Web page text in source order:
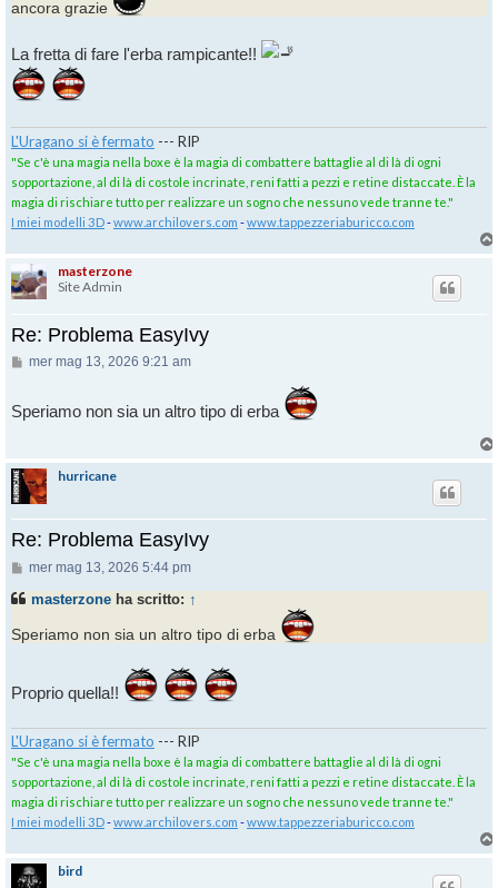
ancora grazie
La fretta di fare l'erba rampicante!!
L'Uragano si è fermato --- RIP
"Se c'è una magia nella boxe è la magia di combattere battaglie al di là di ogni
sopportazione, al di là di costole incrinate, reni fatti a pezzi e retine distaccate. È la
magia di rischiare tutto per realizzare un sogno che nessuno vede tranne te."
I miei modelli 3D-www.archilovers.com -www.tappezzeriaburicco.com
masterzone
Site Admin
Re: Problema EasyIvy
Messaggio
mer mag 13, 2026 9:21 am
Speriamo non sia un altro tipo di erba
hurricane
Re: Problema EasyIvy
Messaggio
mer mag 13, 2026 5:44 pm
masterzone ha scritto: ↑
Speriamo non sia un altro tipo di erba
Proprio quella!!
L'Uragano si è fermato --- RIP
"Se c'è una magia nella boxe è la magia di combattere battaglie al di là di ogni
sopportazione, al di là di costole incrinate, reni fatti a pezzi e retine distaccate. È la
magia di rischiare tutto per realizzare un sogno che nessuno vede tranne te."
I miei modelli 3D-www.archilovers.com -www.tappezzeriaburicco.com
bird